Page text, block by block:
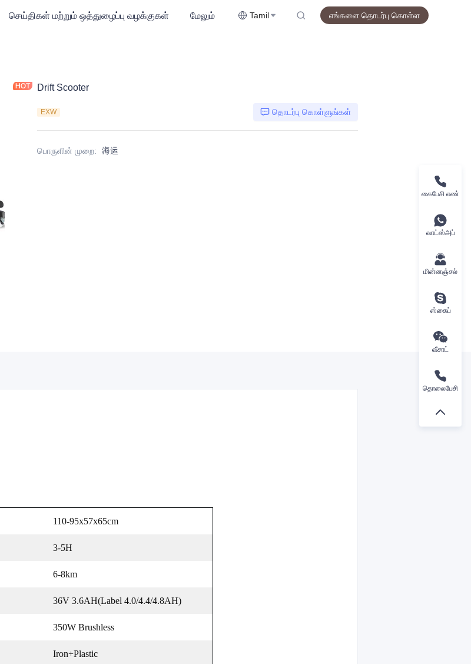
செய்திகள் மற்றும் ஒத்துழைப்பு வழக்குகள் மேலும் Tamil எங்களை தொடர்பு கொள்ள
Drift Scooter
EXW தொடர்பு கொள்ளுங்கள்
பொருளின் முறை: 海运
110-95x57x65cm
3-5H
6-8km
36V 3.6AH(Label 4.0/4.4/4.8AH)
350W Brushless
Iron+Plastic
கைபேசி எண்
வாட்ஸ்அப்
மின்னஞ்சல்
ஸ்கைப்
வீசாட்
தொலைபேசி